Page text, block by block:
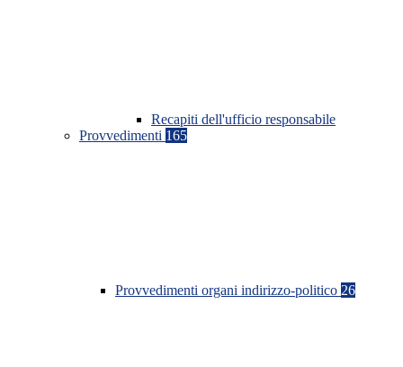
Recapiti dell'ufficio responsabile
Provvedimenti 165
Provvedimenti organi indirizzo-politico 26